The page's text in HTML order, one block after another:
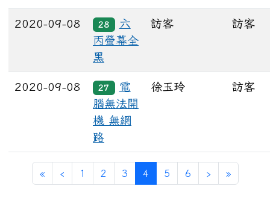
2020-09-08 28
六
丙螢幕全
黑
訪客 訪客
2020-09-08 27
電
腦無法開
機 無網
路
徐玉玲 訪客
« ‹ 1 2 3 4(current)
5 6 › »